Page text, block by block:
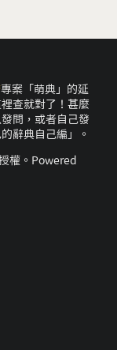
專案「萌典」的延
查就對了！甚麼
問，或者自己發
辭典自己編」。
權。Powered